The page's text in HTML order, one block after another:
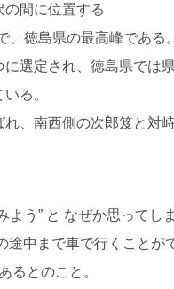
間に位置する
、徳島県の最高峰である。
に選定され、徳島県では
る。
、南西側の次郎笈と対峙
よう” と なぜか思ってしま
途中まで車で行くことが
るとのこと。